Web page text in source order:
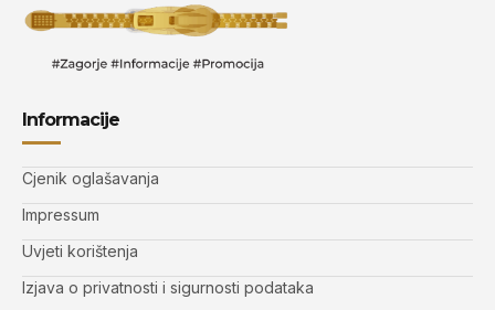
Informacije
Cjenik oglašavanja
Impressum
Uvjeti korištenja
Izjava o privatnosti i sigurnosti podataka